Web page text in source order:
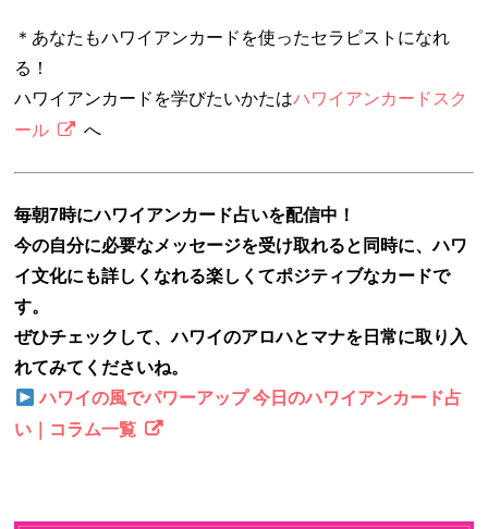
＊あなたもハワイアンカードを使ったセラピストになれ
る！
ハワイアンカードを学びたいかたはハワイアンカードスク
ール
へ
毎朝7時にハワイアンカード占いを配信中！
今の自分に必要なメッセージを受け取れると同時に、ハワ
イ文化にも詳しくなれる楽しくてポジティブなカードで
す。
ぜひチェックして、ハワイのアロハとマナを日常に取り入
れてみてくださいね。
ハワイの風でパワーアップ 今日のハワイアンカード占
い｜コラム一覧